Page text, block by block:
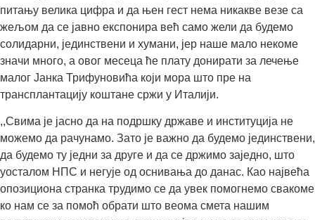
питању велика цифра и да њен гест нема никакве везе са
жељом да се јавно експонира већ само жели да будемо
солидарни, јединствени и хумани, јер наше мало некоме
значи много, а овог месеца ће плату донирати за лечење
малог Јанка Трифуновића који мора што пре на
трансплантацију коштане сржи у Италији.
,,Свима је јасно да на подршку државе и институција не
можемо да рачунамо. Зато је важно да будемо јединствени,
да будемо ту једни за друге и да се држимо заједно, што
уосталом НПС и негује од оснивања до данас. Као највећа
опозициона странка трудимо се да увек помогнемо свакоме
ко нам се за помоћ обрати што веома смета нашим